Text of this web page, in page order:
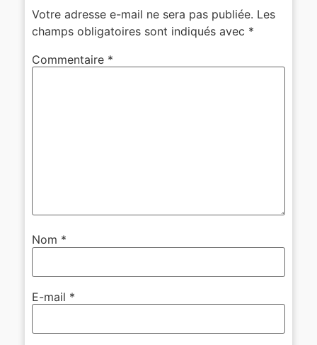
Votre adresse e-mail ne sera pas publiée. Les
champs obligatoires sont indiqués avec *
Commentaire *
Nom *
E-mail *